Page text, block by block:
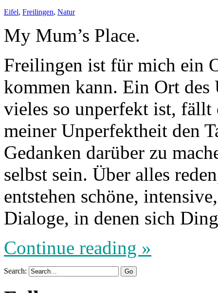
Eifel, Freilingen, Natur
My Mum’s Place.
Freilingen ist für mich ein
kommen kann. Ein Ort des
vieles so unperfekt ist, fällt
meiner Unperfektheit den
Gedanken darüber zu
selbst sein. Über alles
entstehen schöne,
Dialoge, in denen sich
Continue reading »
Search: